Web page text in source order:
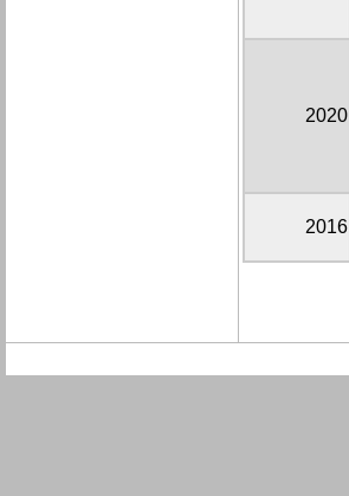
2020
2016